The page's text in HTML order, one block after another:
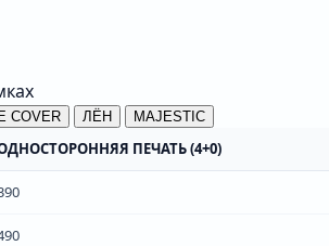
COVER ЛЁН MAJESTIC
ПЕЧАТЬ (4+0)